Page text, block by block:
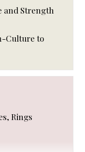
and Strength
Culture to
Rings